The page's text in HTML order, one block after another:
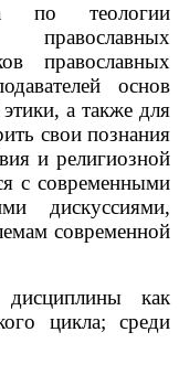
по теологии
православных
основ
а также для
свои познания
и религиозной
с современными
дискуссиями,
современной
как
цикла; среди